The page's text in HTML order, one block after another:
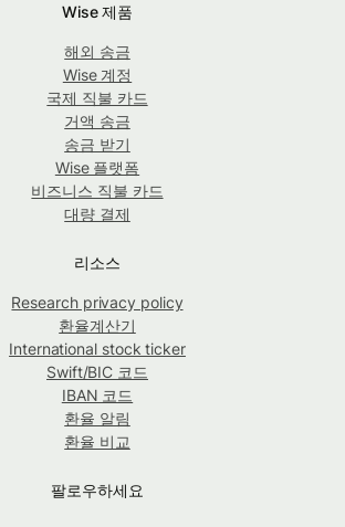
Wise 제품
해외 송금
Wise 계정
국제 직불 카드
거액 송금
송금 받기
Wise 플랫폼
비즈니스 직불 카드
대량 결제
리소스
Research privacy policy
환율계산기
International stock ticker
Swift/BIC 코드
IBAN 코드
환율 알림
환율 비교
팔로우하세요